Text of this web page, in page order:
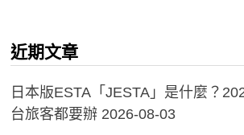
近期文章
日本版ESTA「JESTA」是什麼？
台旅客都要辦 2026-08-03